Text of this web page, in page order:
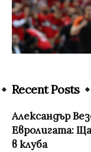
Recent Posts
Александър
Евролигата:
в клуба